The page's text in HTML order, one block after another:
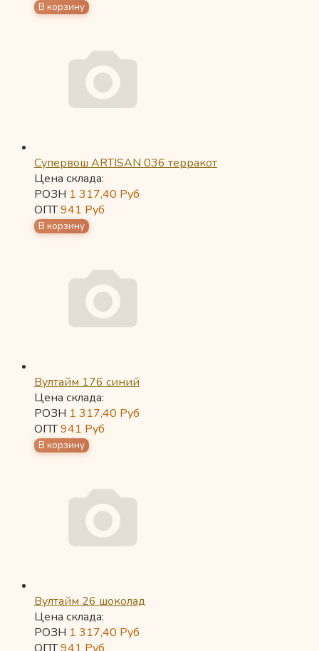
Супервош ARTISAN 036 терракот
Цена склада:
РОЗН 1 317,40 Руб
ОПТ941 Руб
Вултайм 176 синий
Цена склада:
РОЗН 1 317,40 Руб
ОПТ941 Руб
Вултайм 26 шоколад
Цена склада:
РОЗН 1 317,40 Руб